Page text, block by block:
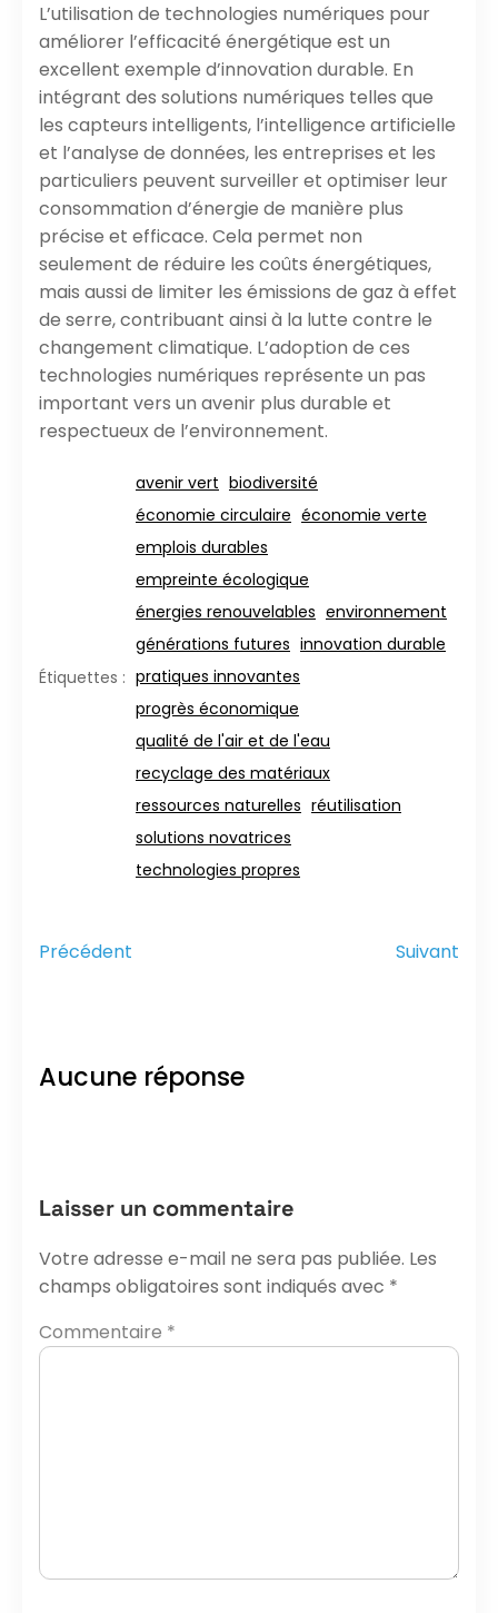
L’utilisation de technologies numériques pour
améliorer l’efficacité énergétique est un
excellent exemple d’innovation durable. En
intégrant des solutions numériques telles que
les capteurs intelligents, l’intelligence artificielle
et l’analyse de données, les entreprises et les
particuliers peuvent surveiller et optimiser leur
consommation d’énergie de manière plus
précise et efficace. Cela permet non
seulement de réduire les coûts énergétiques,
mais aussi de limiter les émissions de gaz à effet
de serre, contribuant ainsi à la lutte contre le
changement climatique. L’adoption de ces
technologies numériques représente un pas
important vers un avenir plus durable et
respectueux de l’environnement.
Étiquettes :
avenir vert biodiversité
économie circulaire économie verte
emplois durables
empreinte écologique
énergies renouvelables environnement
générations futures innovation durable
pratiques innovantes
progrès économique
qualité de l'air et de l'eau
recyclage des matériaux
ressources naturelles réutilisation
solutions novatrices
technologies propres
Précédent Suivant
Aucune réponse
Laisser un commentaire
Votre adresse e-mail ne sera pas publiée. Les
champs obligatoires sont indiqués avec *
Commentaire *